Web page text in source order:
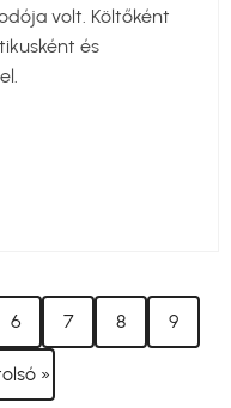
volt. Költőként
és
Oldal
6 Oldal
7 Oldal
8 Oldal
9
»